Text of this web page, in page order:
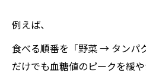
例えば、
食べる順番を「野菜 → タンパ
だけでも血糖値のピークを緩